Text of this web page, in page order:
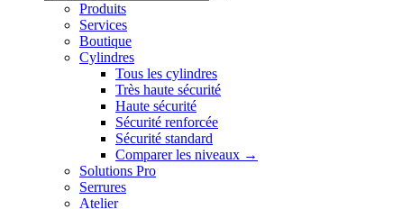
Produits
Services
Boutique
Cylindres
Tous les cylindres
Très haute sécurité
Haute sécurité
Sécurité renforcée
Sécurité standard
Comparer les niveaux →
Solutions Pro
Serrures
Atelier